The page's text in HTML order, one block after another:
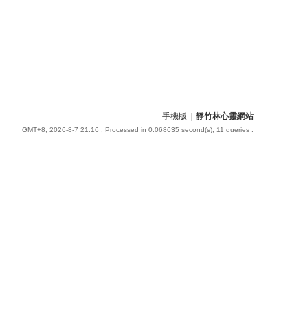
手機版 靜竹林心靈網站
GMT+8, 2026-8-7 21:16 , Processed in 0.068635 second(s), 11 queries .